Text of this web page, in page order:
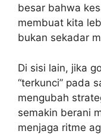
besar bahwa
membuat kita
bukan sekadar
Di sisi lain, jika
“terkunci” pada
mengubah
semakin berani
menjaga ritme